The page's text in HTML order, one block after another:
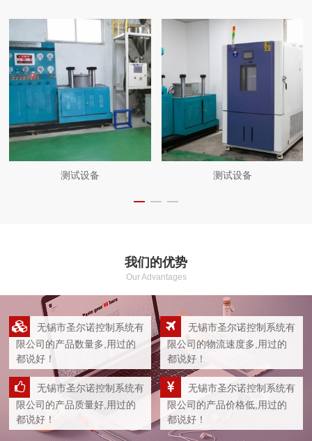
测试设备 测试设备
我们的优势
Our Advantages
无锡市圣尔诺控制系统有
限公司的产品数量多,用过的
都说好！
无锡市圣尔诺控制系统有
限公司的物流速度多,用过的
都说好！
无锡市圣尔诺控制系统有
限公司的产品质量好,用过的
都说好！
无锡市圣尔诺控制系统有
限公司的产品价格低,用过的
都说好！